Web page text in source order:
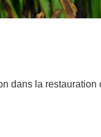
dans la